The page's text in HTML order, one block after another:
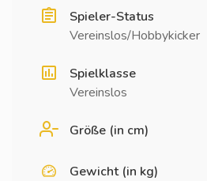
Spieler-Status
Vereinslos/Hobbykicker
Spielklasse
Vereinslos
Größe (in cm)
Gewicht (in kg)